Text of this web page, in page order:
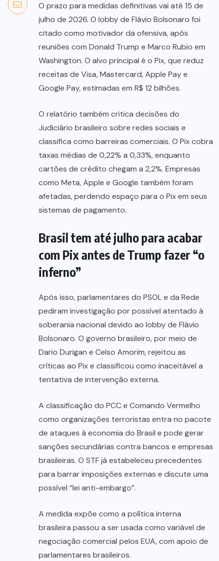
O prazo para medidas definitivas vai até 15 de
julho de 2026. O lobby de Flávio Bolsonaro foi
citado como motivador da ofensiva, após
reuniões com Donald Trump e Marco Rubio em
Washington. O alvo principal é o Pix, que reduz
receitas de Visa, Mastercard, Apple Pay e
Google Pay, estimadas em R$ 12 bilhões.
O relatório também critica decisões do
Judiciário brasileiro sobre redes sociais e
classifica como barreiras comerciais. O Pix cobra
taxas médias de 0,22% a 0,33%, enquanto
cartões de crédito chegam a 2,2%. Empresas
como Meta, Apple e Google também foram
afetadas, perdendo espaço para o Pix em seus
sistemas de pagamento.
Brasil tem até julho para acabar
com Pix antes de Trump fazer “o
inferno”
Após isso, parlamentares do PSOL e da Rede
pediram investigação por possível atentado à
soberania nacional devido ao lobby de Flávio
Bolsonaro. O governo brasileiro, por meio de
Dario Durigan e Celso Amorim, rejeitou as
críticas ao Pix e classificou como inaceitável a
tentativa de intervenção externa.
A classificação do PCC e Comando Vermelho
como organizações terroristas entra no pacote
de ataques à economia do Brasil e pode gerar
sanções secundárias contra bancos e empresas
brasileiras. O STF já estabeleceu precedentes
para barrar imposições externas e discute uma
possível “lei anti-embargo”.
A medida expõe como a política interna
brasileira passou a ser usada como variável de
negociação comercial pelos EUA, com apoio de
parlamentares brasileiros.